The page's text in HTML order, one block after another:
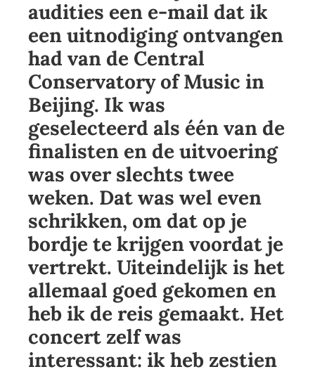
audities een e-mail dat ik
een uitnodiging ontvangen
had van de Central
Conservatory of Music in
Beijing. Ik was
geselecteerd als één van de
finalisten en de uitvoering
was over slechts twee
weken. Dat was wel even
schrikken, om dat op je
bordje te krijgen voordat je
vertrekt. Uiteindelijk is het
allemaal goed gekomen en
heb ik de reis gemaakt. Het
concert zelf was
interessant: ik heb zestien